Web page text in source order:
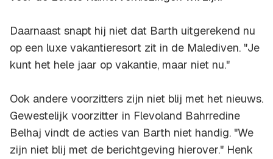
Daarnaast snapt hij niet dat Barth uitgerekend nu
op een luxe vakantieresort zit in de Malediven. "Je
kunt het hele jaar op vakantie, maar niet nu."
Ook andere voorzitters zijn niet blij met het nieuws.
Gewestelijk voorzitter in Flevoland Bahrredine
Belhaj vindt de acties van Barth niet handig. "We
zijn niet blij met de berichtgeving hierover." Henk